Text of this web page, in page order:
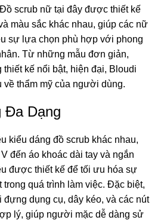
scrub nữ tại đây được thiết kế
màu sắc khác nhau, giúp các nữ
sự lựa chọn phù hợp với phong
Từ những mẫu đơn giản,
kế nổi bật, hiện đại, Bloudi
về thẩm mỹ của người dùng.
Đa Dạng
kiểu dáng đồ scrub khác nhau,
đến áo khoác dài tay và ngắn
được thiết kế để tối ưu hóa sự
trong quá trình làm việc. Đặc biệt,
dụng cụ, dây kéo, và các nút
lý, giúp người mặc dễ dàng sử